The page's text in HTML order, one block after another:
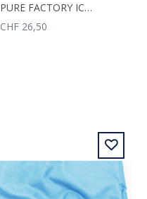
PURE FACTORY ICER BAG 70MC
CHF 26,50